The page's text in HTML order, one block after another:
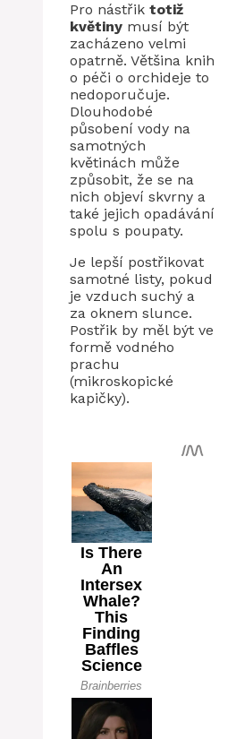
Pro nástřik totiž
květiny musí být
zacházeno velmi
opatrně. Většina knih
o péči o orchideje to
nedoporučuje.
Dlouhodobé
působení vody na
samotných
květinách může
způsobit, že se na
nich objeví skvrny a
také jejich opadávání
spolu s poupaty.
Je lepší postřikovat
samotné listy, pokud
je vzduch suchý a
za oknem slunce.
Postřik by měl být ve
formě vodného
prachu
(mikroskopické
kapičky).